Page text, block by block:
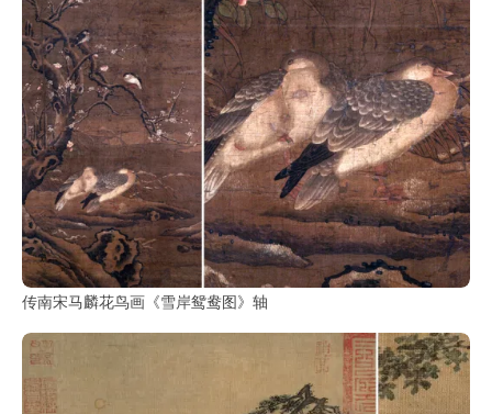
传南宋马麟花鸟画《雪岸鸳鸯图》轴